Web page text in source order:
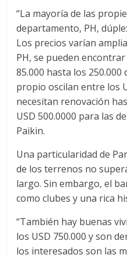
“La mayoría de las
departamento, PH,
Los precios varían
PH, se pueden
85.000 hasta los 250.000
propio oscilan entre los
necesitan renovación
USD 500.0000 para las
Paikin.
Una particularidad de
de los terrenos no
largo. Sin embargo, el
como clubes y una rica
“También hay buenas
los USD 750.000 y son
los interesados son las